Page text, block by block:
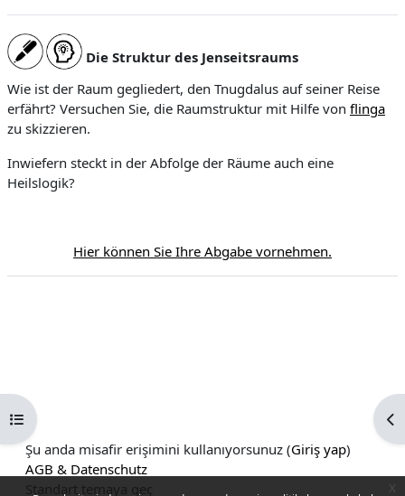
Kurs dizinini aç
O
y
a
Die Struktur des Jenseitsraums
Wie ist der Raum gegliedert, den Tnugdalus auf seiner Reise
erfährt? Versuchen Sie, die Raumstruktur mit Hilfe von flinga
zu skizzieren.
Inwiefern steckt in der Abfolge der Räume auch eine
Heilslogik?
Hier können Sie Ihre Abgabe vornehmen.
Şu anda misafir erişimini kullanıyorsunuz (Giriş yap)
AGB & Datenschutz
Standart temaya geç